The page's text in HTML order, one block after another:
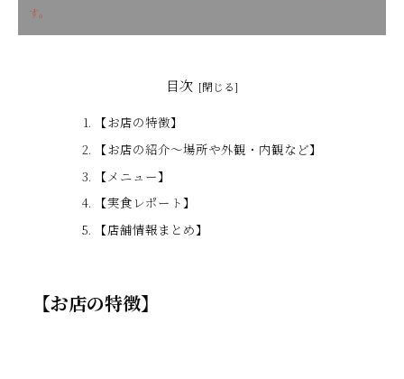
す。
目次
【お店の特徴】
【お店の紹介〜場所や外観・内観など】
【メニュー】
【実食レポート】
【店舗情報まとめ】
【お店の特徴】